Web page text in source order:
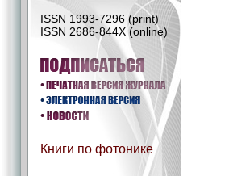
ISSN 1993-7296 (print)
ISSN 2686-844X (online)
Книги по фотонике